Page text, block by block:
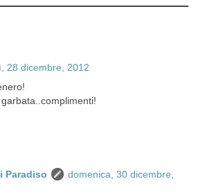
28 dicembre, 2012
Paradiso
domenica, 30 dicembre,